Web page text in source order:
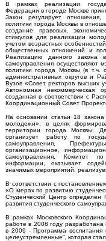
В рамках реализации
Федерации в городе Москве
Закон регулирует отношения,
политики города Москвы в
создание правовых,
стимулов для реализации
учетом возрастных
общественных отношений и
Реализацию данного закона в
самоуправления осуществляют
политики города Москвы (в т.ч.
административных округов и
Вузов «Совет ректоров высших
Автономная некоммерческая
созданная в соответствии с
Координационный Совет
На основании статьи 18
молодежи», в целях
территории города Москвы,
организует работу по
самоуправления,
организационное,
самоуправления, Комитет
информации, оказывает
значимых мероприятий,
В соответствии с
«О мерах по развитию
Студенческий Центр определен
развития студенческого
В рамках Московского
работе в 2008 году разработана
в 2009 - Программа воспитания
целеустремленные”, которая